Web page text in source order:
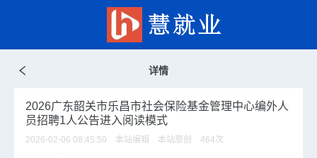
详情
2026广东韶关市乐昌市社会保险基金管理中心编外人
员招聘1人公告进入阅读模式
2026-02-06 08:45:50 本站编辑 本站原创 464次